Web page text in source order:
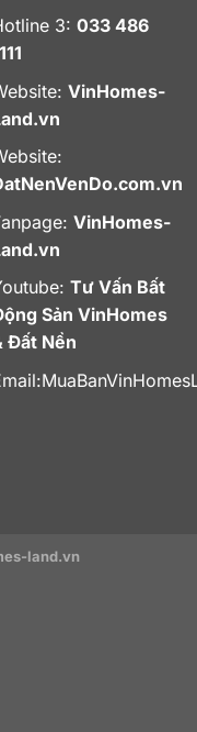
3: 033 486
VinHomes-
VinHomes-
Tư Vấn Bất
Sản VinHomes
Đất Nền
land.vn